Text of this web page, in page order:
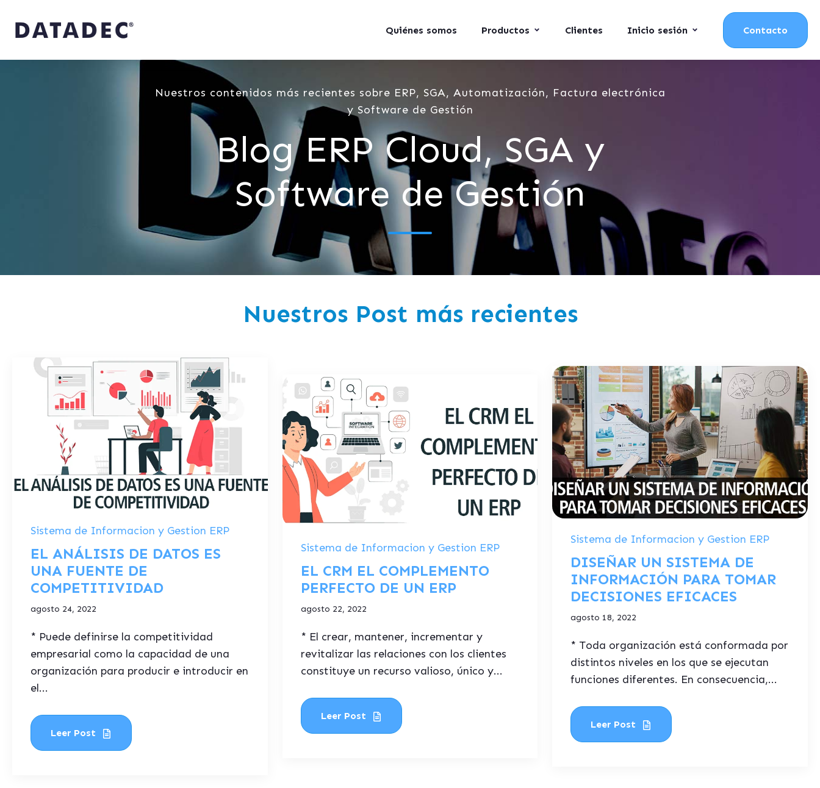
Quiénes somos Productos Clientes Inicio sesión Contacto
Nuestros contenidos más recientes sobre ERP, SGA, Automatización, Factura electrónica
y Software de Gestión
Blog ERP Cloud, SGA y
Software de Gestión
Nuestros Post más recientes
Sistema de Informacion y Gestion ERP
EL ANÁLISIS DE DATOS ES
UNA FUENTE DE
COMPETITIVIDAD
agosto 24, 2022
* Puede definirse la competitividad
empresarial como la capacidad de una
organización para producir e introducir en
el...
Leer Post
Sistema de Informacion y Gestion ERP
EL CRM EL COMPLEMENTO
PERFECTO DE UN ERP
agosto 22, 2022
* El crear, mantener, incrementar y
revitalizar las relaciones con los clientes
constituye un recurso valioso, único y...
Leer Post
Sistema de Informacion y Gestion ERP
DISEÑAR UN SISTEMA DE
INFORMACIÓN PARA TOMAR
DECISIONES EFICACES
agosto 18, 2022
* Toda organización está conformada por
distintos niveles en los que se ejecutan
funciones diferentes. En consecuencia,...
Leer Post